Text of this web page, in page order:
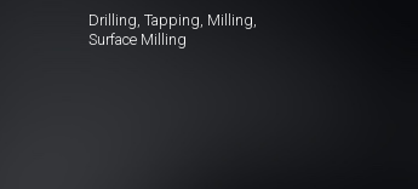
Drilling, Tapping, Milling,
Surface Milling